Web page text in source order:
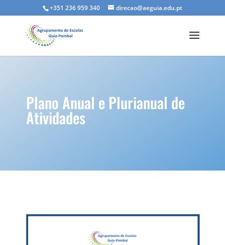
+351 236 959 340 direcao@aeguia.edu.pt
Plano Anual e Plurianual de
Atividades